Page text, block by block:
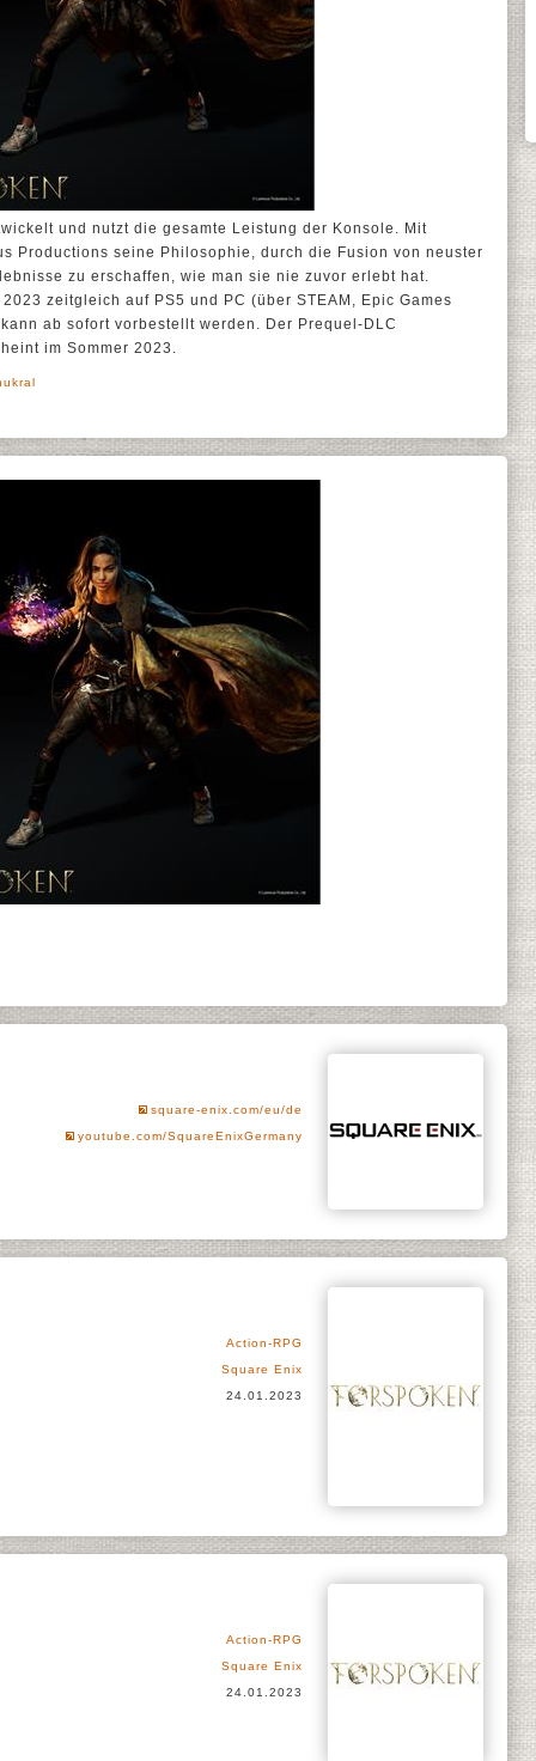
und nutzt die gesamte Leistung der Konsole. Mit
Productions seine Philosophie, durch die Fusion von neuster
zu erschaffen, wie man sie nie zuvor erlebt hat.
zeitgleich auf PS5 und PC (über STEAM, Epic Games
ab sofort vorbestellt werden. Der Prequel-DLC
im Sommer 2023.
square-enix.com/eu/de
youtube.com/SquareEnixGermany
Action-RPG
Square Enix
24.01.2023
Action-RPG
Square Enix
24.01.2023